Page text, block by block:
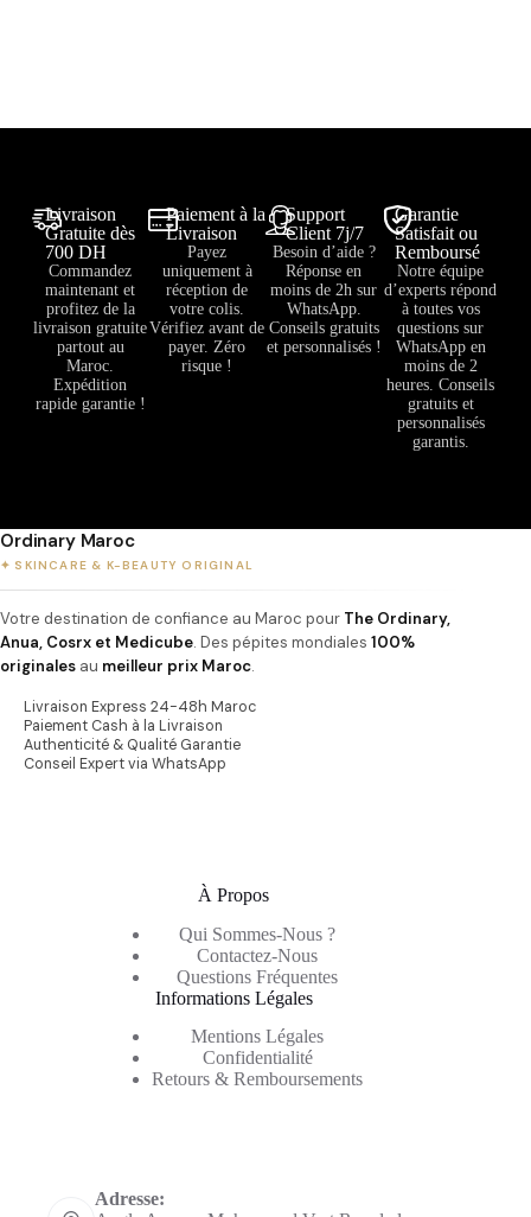
Livraison
Gratuite dès
700 DH
Commandez
maintenant et
profitez de la
livraison gratuite
partout au
Maroc.
Expédition
rapide garantie !
Paiement à la
Livraison
Payez
uniquement à
réception de
votre colis.
Vérifiez avant de
payer. Zéro
risque !
Support
Client 7j/7
Besoin d’aide ?
Réponse en
moins de 2h sur
WhatsApp.
Conseils gratuits
et personnalisés !
Garantie
Satisfait ou
Remboursé
Notre équipe
d’experts répond
à toutes vos
questions sur
WhatsApp en
moins de 2
heures. Conseils
gratuits et
personnalisés
garantis.
Ordinary Maroc
✦ SKINCARE & K-BEAUTY ORIGINAL
Votre destination de confiance au Maroc pour The Ordinary,
Anua, Cosrx et Medicube. Des pépites mondiales 100%
originales au meilleur prix Maroc.
Livraison Express 24-48h Maroc
Paiement Cash à la Livraison
Authenticité & Qualité Garantie
Conseil Expert via WhatsApp
À Propos
Qui Sommes-Nous ?
Contactez-Nous
Questions Fréquentes
Informations Légales
Mentions Légales
Confidentialité
Retours & Remboursements
Adresse: